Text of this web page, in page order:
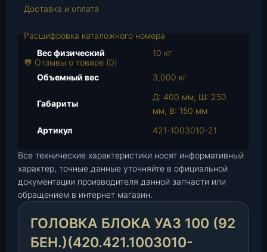
о
о
а
в
к
а
б
к
Доставка и оплата
Расшифровка каталожного номера
💬 Отзывы о товаре (0)
Вес физический 10 кг
Объемный вес 3,000 кг
Габариты
Д: 400 мм, Ш: 250
мм, В: 150 мм
Артикул
421-1003010-21
Все технические характеристики носят информативный
характер, точные данные уточняйте в официальной
документации производителя данной запчасти или
обращением в интернет магазин.
ГОЛОВКА БЛОКА УАЗ 100 (92
БЕН.)(420.421.1003010-